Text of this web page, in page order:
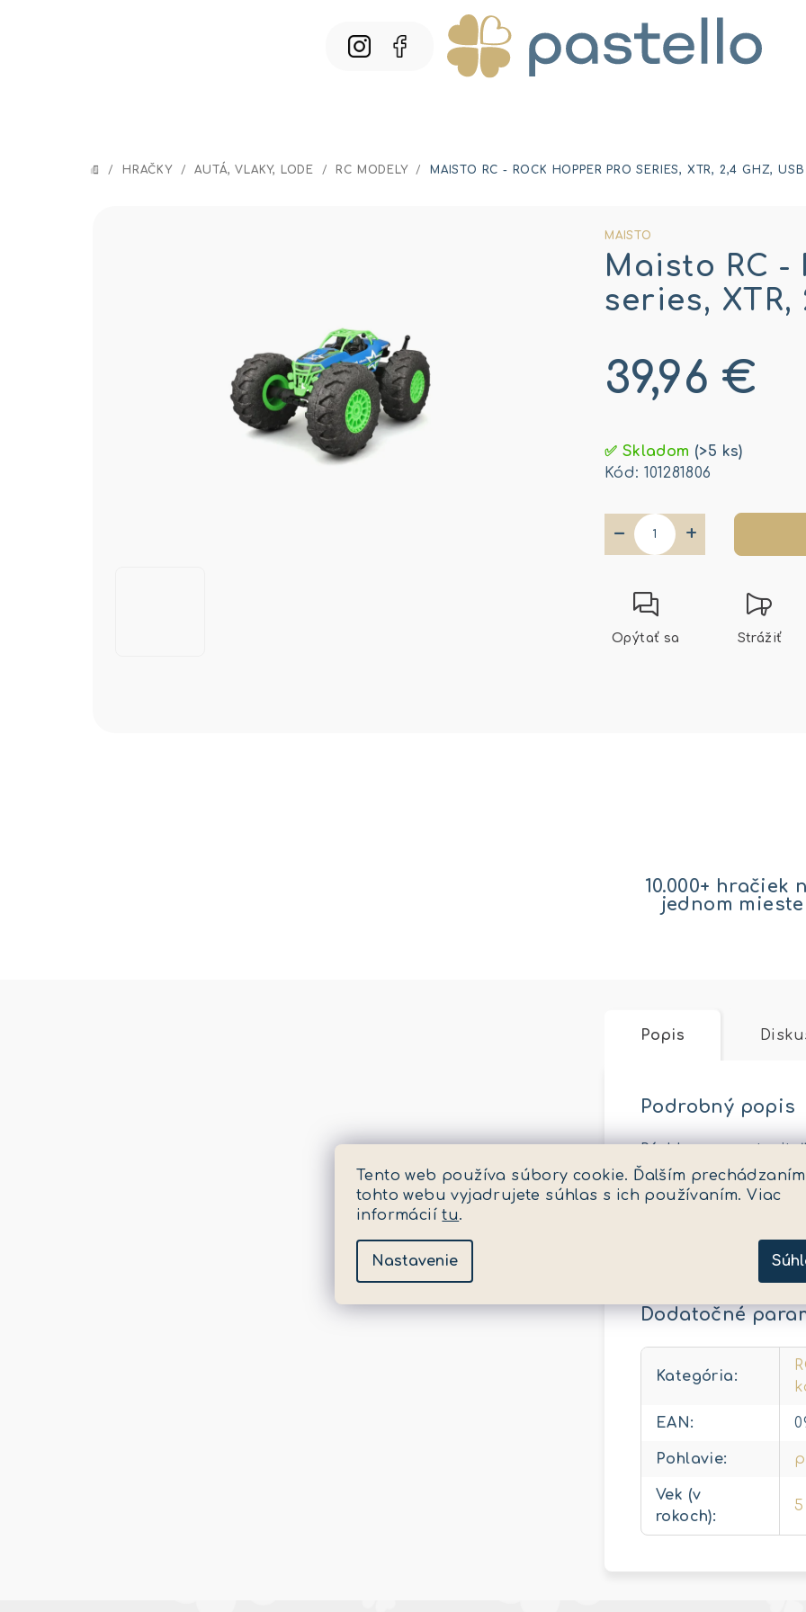
Tento web používa súbory cookie. Ďalším prechádzaním
tohto webu vyjadrujete súhlas s ich používaním. Viac
informáciítu.
Nastavenie
DOMOV
/ HRAČKY / AUTÁ, VLAKY, LODE / RC MODELY / MAISTO RC - ROCK HOPPER PRO SERIES, XTR, 2,4 GHZ, USB
MAISTO
Maisto RC
series, XTR,
39,96 €
cena:
✅ Skladom (>5 ks)
Kód: 101281806
+
−
Opýtať sa Strážiť
10.000+ hračiek
jednom mieste
Popis
Podrobný popis
Rýchly a
pružia, aby vám
šplhať po nich.
metrov. Ovládač v
batériu a obsahuje
balenia. Rozmer
Dodatočné
Kategória:
EAN:
Pohlavie:
Vek (v
rokoch):